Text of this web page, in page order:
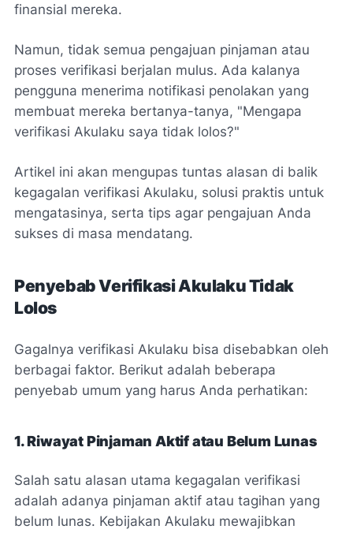
finansial mereka.
Namun, tidak semua pengajuan pinjaman atau
proses verifikasi berjalan mulus. Ada kalanya
pengguna menerima notifikasi penolakan yang
membuat mereka bertanya-tanya, "Mengapa
verifikasi Akulaku saya tidak lolos?"
Artikel ini akan mengupas tuntas alasan di balik
kegagalan verifikasi Akulaku, solusi praktis untuk
mengatasinya, serta tips agar pengajuan Anda
sukses di masa mendatang.
Penyebab Verifikasi Akulaku Tidak
Lolos
Gagalnya verifikasi Akulaku bisa disebabkan oleh
berbagai faktor. Berikut adalah beberapa
penyebab umum yang harus Anda perhatikan:
1. Riwayat Pinjaman Aktif atau Belum Lunas
Salah satu alasan utama kegagalan verifikasi
adalah adanya pinjaman aktif atau tagihan yang
belum lunas. Kebijakan Akulaku mewajibkan